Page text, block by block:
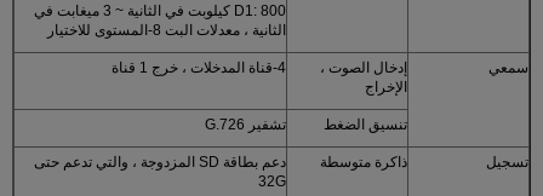
D1: 800 كيلوبت في الثانية ~ 3 ميغابت في
الثانية ، معدلات البت 8-المستوى للاختيار
سمعي
إدخال الصوت ،
الإخراج
4-قناة المدخلات ، خرج 1 قناة
تنسيق الضغط تشفير G.726
تسجيل ذاكرة متوسطة
دعم بطاقة SD المزدوجة ، والتي تدعم حتى
32G